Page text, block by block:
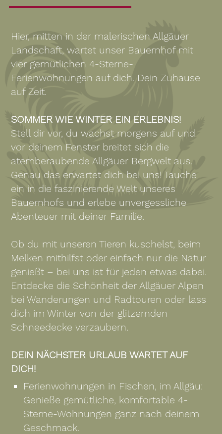
Hier, mitten in der malerischen Allgäuer
Landschaft, wartet unser Bauernhof mit
vier gemütlichen 4-Sterne-
Ferienwohnungen auf dich. Dein Zuhause
auf Zeit.
SOMMER WIE WINTER EIN ERLEBNIS!
Stell dir vor, du wachst morgens auf und
vor deinem Fenster breitet sich die
atemberaubende Allgäuer Bergwelt aus.
Genau das erwartet dich bei uns! Tauche
ein in die faszinierende Welt unseres
Bauernhofs und erlebe unvergessliche
Abenteuer mit deiner Familie.
Ob du mit unseren Tieren kuschelst, beim
Melken mithilfst oder einfach nur die Natur
genießt – bei uns ist für jeden etwas dabei.
Entdecke die Schönheit der Allgäuer Alpen
bei Wanderungen und Radtouren oder lass
dich im Winter von der glitzernden
Schneedecke verzaubern.
DEIN NÄCHSTER URLAUB WARTET AUF
DICH!
Ferienwohnungen in Fischen, im Allgäu:
Genieße gemütliche, komfortable 4-
Sterne-Wohnungen ganz nach deinem
Geschmack.